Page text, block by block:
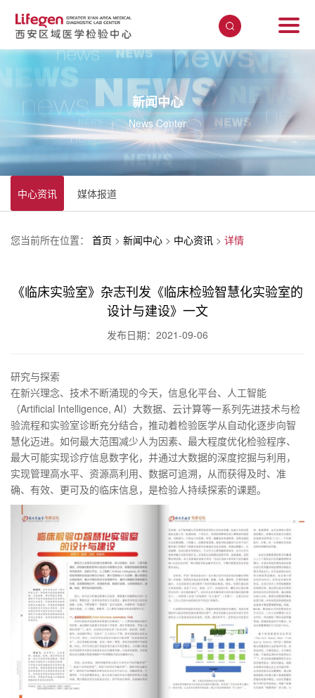
新闻中心
News Center
中心资讯 媒体报道
您当前所在位置： 首页 > 新闻中心 > 中心资讯 > 详情
《临床实验室》杂志刊发《临床检验智慧化实验室的
设计与建设》一文
发布日期：2021-09-06
研究与探索
在新兴理念、技术不断涌现的今天，信息化平台、人工智能
（Artificial Intelligence, AI）大数据、云计算等一系列先进技术与检
验流程和实验室诊断充分结合，推动着检验医学从自动化逐步向智
慧化迈进。如何最大范围减少人为因素、最大程度优化检验程序、
最大可能实现诊疗信息数字化，并通过大数据的深度挖掘与利用，
实现管理高水平、资源高利用、数据可追溯，从而获得及时、准
确、有效、更可及的临床信息，是检验人持续探索的课题。